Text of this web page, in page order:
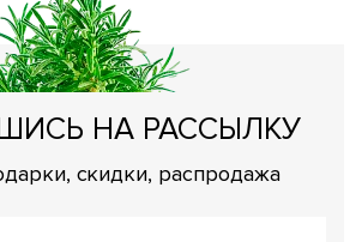
НА РАССЫЛКУ
скидки, распродажа